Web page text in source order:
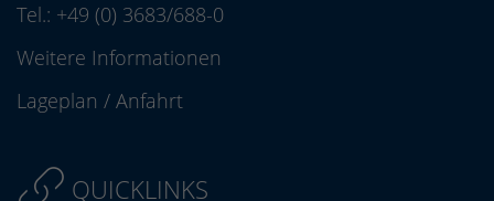
Tel.: +49 (0) 3683/688-0
Weitere Informationen
Lageplan / Anfahrt
QUICKLINKS